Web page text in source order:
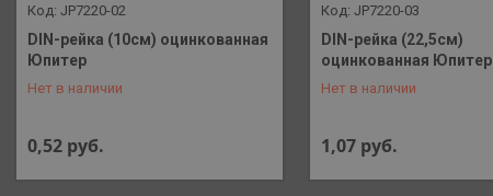
JP7220-02
DIN-рейка (10см) оцинкованная
Юпитер
Нет в наличии
0,52 руб.
JP7220-03
DIN-рейка (22,5см)
оцинкованная Юпитер
Нет в наличии
1,07 руб.